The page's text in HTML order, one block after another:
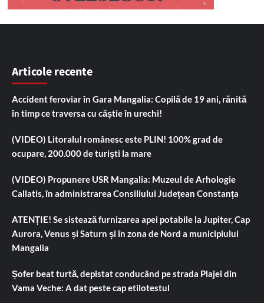
Articole recente
Accident feroviar în Gara Mangalia: Copilă de 19 ani, rănită
în timp ce traversa cu căștie în urechi!
(VIDEO) Litoralul românesc este PLIN! 100% grad de
ocupare, 200.000 de turiști la mare
(VIDEO) Propunere USR Mangalia: Muzeul de Arhologie
Callatis, în administrarea Consiliului Județean Constanța
ATENȚIE! Se sistează furnizarea apei potabile la Jupiter, Cap
Aurora, Venus și Saturn și în zona de Nord a municipiului
Mangalia
Șofer beat turtă, depistat conducând pe strada Plajei din
Vama Veche: A dat peste cap etilotestul